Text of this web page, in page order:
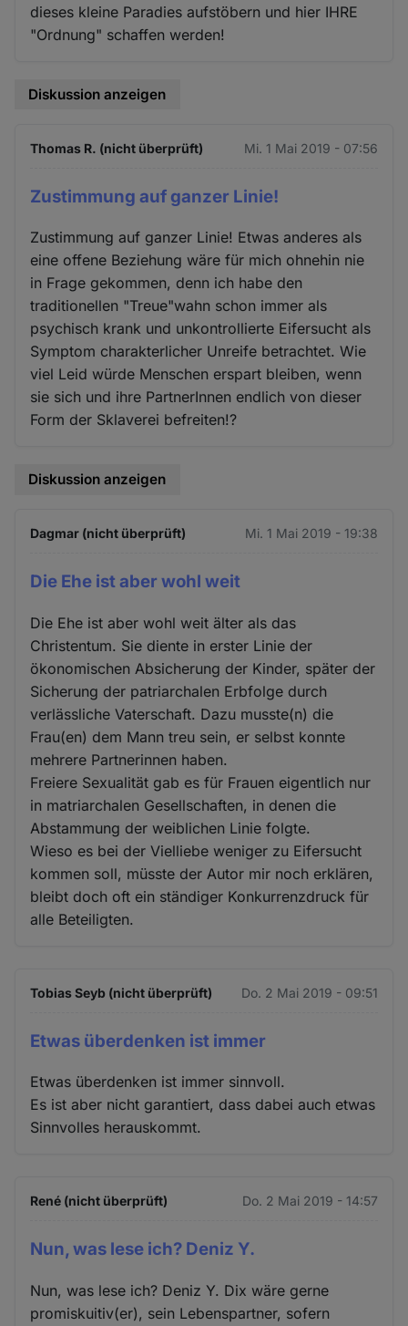
dieses kleine Paradies aufstöbern und hier IHRE
"Ordnung" schaffen werden!
Diskussion anzeigen
Thomas R. (nicht überprüft) Mi. 1 Mai 2019 - 07:56
Zustimmung auf ganzer Linie!
Zustimmung auf ganzer Linie! Etwas anderes als
eine offene Beziehung wäre für mich ohnehin nie
in Frage gekommen, denn ich habe den
traditionellen "Treue"wahn schon immer als
psychisch krank und unkontrollierte Eifersucht als
Symptom charakterlicher Unreife betrachtet. Wie
viel Leid würde Menschen erspart bleiben, wenn
sie sich und ihre PartnerInnen endlich von dieser
Form der Sklaverei befreiten!?
Diskussion anzeigen
Dagmar (nicht überprüft) Mi. 1 Mai 2019 - 19:38
Die Ehe ist aber wohl weit
Die Ehe ist aber wohl weit älter als das
Christentum. Sie diente in erster Linie der
ökonomischen Absicherung der Kinder, später der
Sicherung der patriarchalen Erbfolge durch
verlässliche Vaterschaft. Dazu musste(n) die
Frau(en) dem Mann treu sein, er selbst konnte
mehrere Partnerinnen haben.
Freiere Sexualität gab es für Frauen eigentlich nur
in matriarchalen Gesellschaften, in denen die
Abstammung der weiblichen Linie folgte.
Wieso es bei der Vielliebe weniger zu Eifersucht
kommen soll, müsste der Autor mir noch erklären,
bleibt doch oft ein ständiger Konkurrenzdruck für
alle Beteiligten.
Tobias Seyb (nicht überprüft) Do. 2 Mai 2019 - 09:51
Etwas überdenken ist immer
Etwas überdenken ist immer sinnvoll.
Es ist aber nicht garantiert, dass dabei auch etwas
Sinnvolles herauskommt.
René (nicht überprüft) Do. 2 Mai 2019 - 14:57
Nun, was lese ich? Deniz Y.
Nun, was lese ich? Deniz Y. Dix wäre gerne
promiskuitiv(er), sein Lebenspartner, sofern